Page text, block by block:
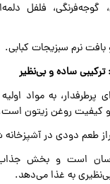
گوجه‌فرنگی، فلفل
نرم سبزیجات کبابی.
ساده و بی‌نظیر
به مواد
و کیفیت روغن زیتون
طعم دودی در آشپزخانه
آسان است و بخش
به غذا می‌دهد.